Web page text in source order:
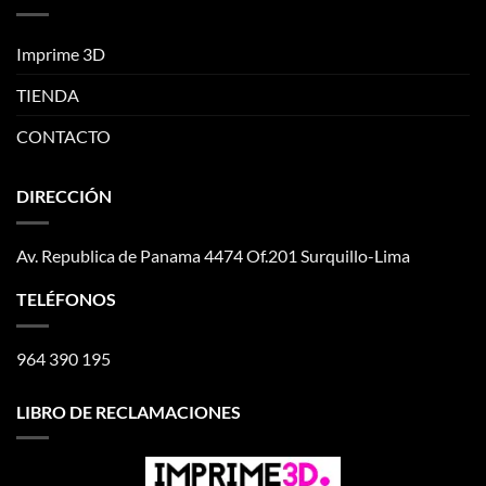
Imprime 3D
TIENDA
CONTACTO
DIRECCIÓN
Av. Republica de Panama 4474 Of.201 Surquillo-Lima
TELÉFONOS
964 390 195
LIBRO DE RECLAMACIONES